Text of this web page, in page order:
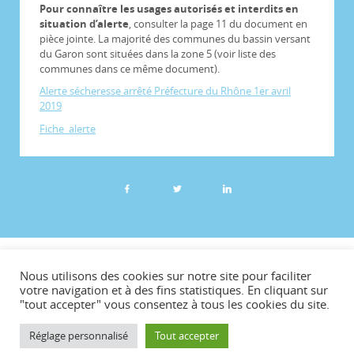
Pour connaître les usages autorisés et interdits en
situation d’alerte, consulter la page 11 du document en
pièce jointe. La majorité des communes du bassin versant
du Garon sont situées dans la zone 5 (voir liste des
communes dans ce même document).
Alerte sécheresse arrêté Préfecture du Rhône 1er avril
2019
Fiche_alerte
Plan du site
Mentions légales
Téléchargements
Contact
Nous utilisons des cookies sur notre site pour faciliter
votre navigation et à des fins statistiques. En cliquant sur
"tout accepter" vous consentez à tous les cookies du site.
Réglage personnalisé Tout accepter